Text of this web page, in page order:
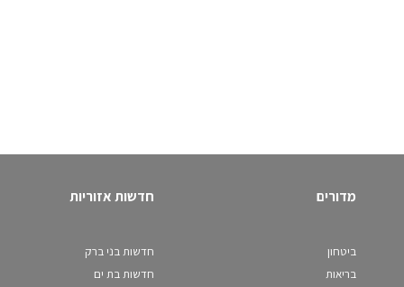
מדורים
ביטחון
בריאות
חדשות אזוריות
חדשות בני ברק
חדשות בת ים